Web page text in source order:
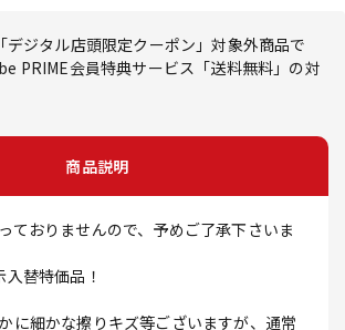
ジタル店頭限定クーポン」対象外商品で
PRIME会員特典サービス「送料無料」の対
商品説明
ておりませんので、予めご了承下さいま
替特価品！
に細かな擦りキズ等ございますが、通常